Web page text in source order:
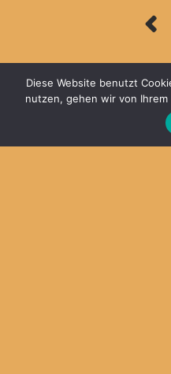
© 2026
Diese Website benutzt
nutzen, gehen wir von Ihrem